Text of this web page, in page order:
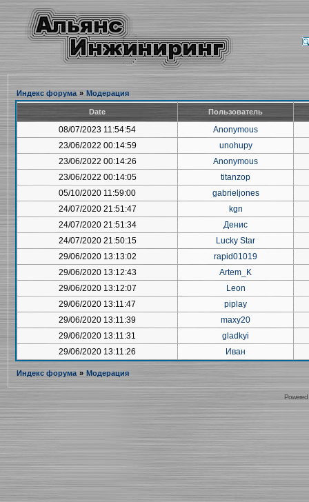
Индекс форума » Модерация
Date Пользователь
08/07/2023 11:54:54
Anonymous
23/06/2022 00:14:59
unohupy
23/06/2022 00:14:26
Anonymous
23/06/2022 00:14:05
titanzop
05/10/2020 11:59:00
gabrieljones
24/07/2020 21:51:47
kgn
24/07/2020 21:51:34
Денис
24/07/2020 21:50:15
Lucky Star
29/06/2020 13:13:02
rapid01019
29/06/2020 13:12:43
Artem_K
29/06/2020 13:12:07
Leon
29/06/2020 13:11:47
piplay
29/06/2020 13:11:39
maxy20
29/06/2020 13:11:31
gladkyi
29/06/2020 13:11:26
Иван
Индекс форума » Модерация